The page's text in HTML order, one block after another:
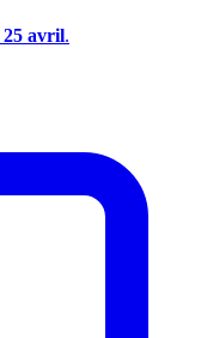
25 avril.